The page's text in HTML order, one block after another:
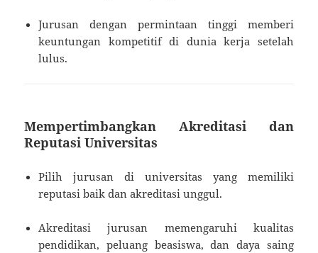
Jurusan dengan permintaan tinggi memberi
keuntungan kompetitif di dunia kerja setelah
lulus.
Mempertimbangkan Akreditasi dan
Reputasi Universitas
Pilih jurusan di universitas yang memiliki
reputasi baik dan akreditasi unggul.
Akreditasi jurusan memengaruhi kualitas
pendidikan, peluang beasiswa, dan daya saing